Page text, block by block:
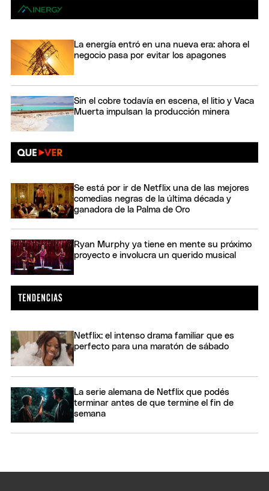
La energía entró en una nueva era: ahora el
negocio pasa por evitar los apagones
Sin el cobre todavía en escena, el litio y Vaca
Muerta impulsan la producción minera
Se está por ir de Netflix una de las mejores
comedias negras de la última década y
ganadora de la Palma de Oro
Ryan Murphy ya tiene en mente su próximo
proyecto e involucra un querido musical
Netflix: el intenso drama familiar que es
perfecto para una maratón de sábado
La serie alemana de Netflix que podés
terminar antes de que termine el fin de
semana